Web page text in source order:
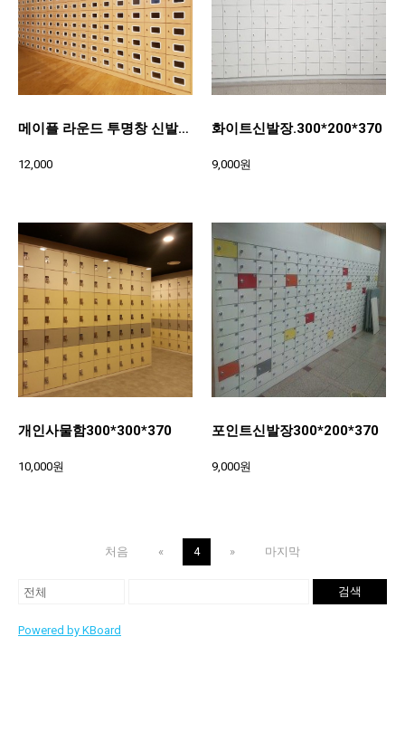
메이플 라운드 투명창 신발장300*200*370
12,000
화이트신발장.300*200*370
9,000원
개인사물함300*300*370
10,000원
포인트신발장300*200*370
9,000원
처음 « 4 » 마지막
검색
Powered by KBoard